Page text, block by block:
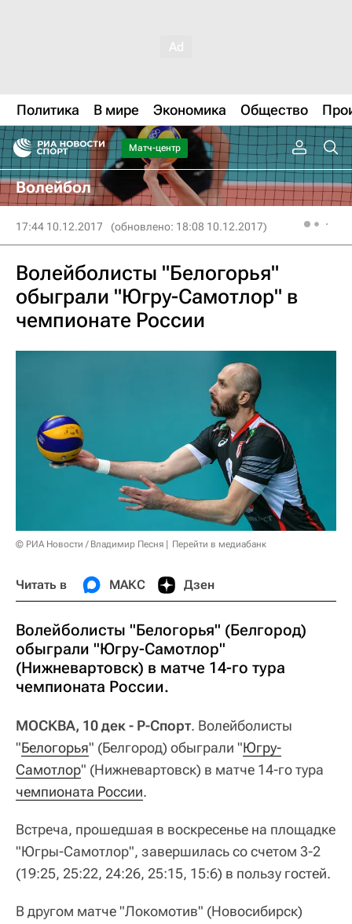
Политика В мире Экономика Общество
Матч-центр
Волейбол
17:44 10.12.2017 (обновлено: 18:08 10.12.2017)
Волейболисты "Белогорья"
обыграли "Югру-Самотлор" в
чемпионате России
© РИА Новости / Владимир Песня Перейти в медиабанк
Читать в МАКС Дзен
Волейболисты "Белогорья" (Белгород)
обыграли "Югру-Самотлор"
(Нижневартовск) в матче 14-го тура
чемпионата России.
МОСКВА, 10 дек - Р-Спорт. Волейболисты
"Белогорья" (Белгород) обыграли "Югру-
Самотлор" (Нижневартовск) в матче 14-го тура
чемпионата России.
Встреча, прошедшая в воскресенье на площадке
"Югры-Самотлор", завершилась со счетом 3-2
(19:25, 25:22, 24:26, 25:15, 15:6) в пользу гостей.
В другом матче "Локомотив" (Новосибирск)